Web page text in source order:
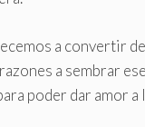
a convertir
a sembrar
poder dar amor a